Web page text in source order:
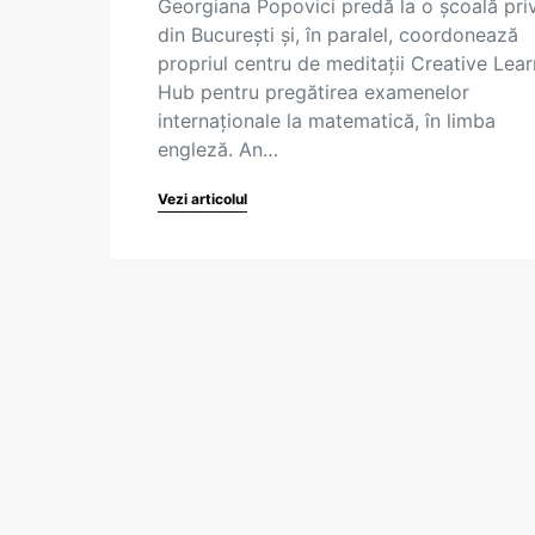
Georgiana Popovici predă la o școală
din București și, în paralel, coordonează
propriul centru de meditații Creative
Hub pentru pregătirea examenelor
internaționale la matematică, în limba
engleză. An…
Vezi articolul